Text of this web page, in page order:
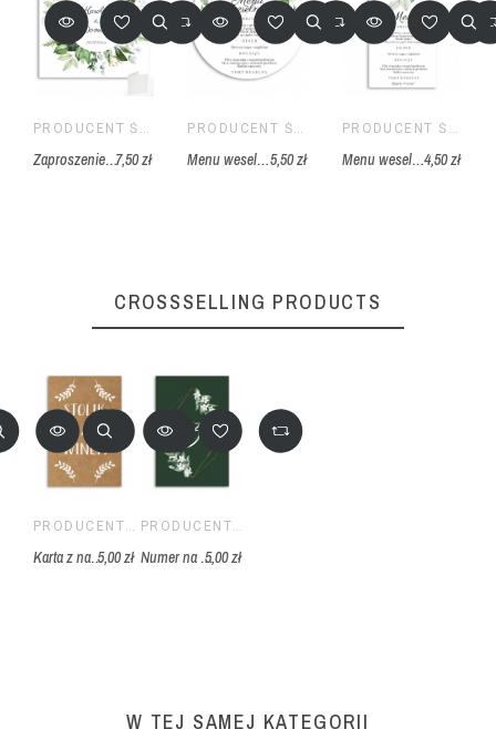
PRODUCENT ŚLUBNY
Zaproszenie ślubne kwadratowe składane - z motywem zieleni z paprocią7,50 zł
PRODUCENT ŚLUBNY
Menu weselne okrągłe - biel z paprocią5,50 zł
PRODUCENT ŚLUBNY
Menu weselne z białymi kwiatami i zielonymi liśćmi4,50 zł
CROSSSELLING PRODUCTS
PRODUCENT ŚLUBNY
Karta z nazwą atrakcji weselnej - rustykalno-minimalistyczna5,00 zł
PRODUCENT ŚLUBNY
Numer na stolik weselny w stylu greenery - zieleń i białe kwiaty5,00 zł
W TEJ SAMEJ KATEGORII